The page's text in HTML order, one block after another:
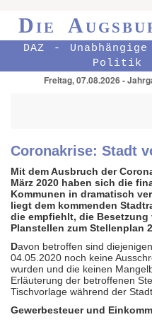
Die
DAZ -
Politik
Freitag, 07.08.2026 -
Coronakrise: Stadt
Mit dem Ausbruch der
März 2020 haben sich die
Kommunen in dramatisch
liegt dem kommenden
die empfiehlt, die
Planstellen zum Stellenplan
Davon betroffen sind
04.05.2020 noch keine
wurden und die keinen
Erläuterung der betroffenen
Tischvorlage während der
Gewerbesteuer und